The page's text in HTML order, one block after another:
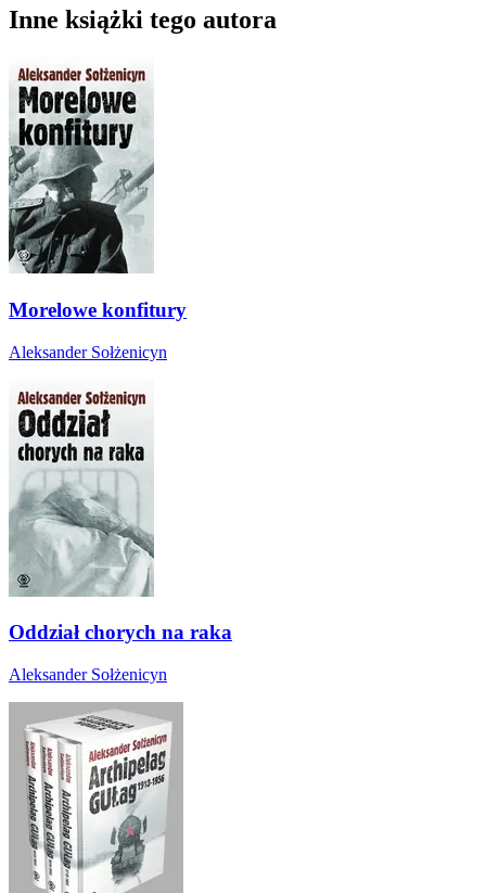
Inne książki tego autora
Morelowe konfitury
Aleksander Sołżenicyn
Oddział chorych na raka
Aleksander Sołżenicyn